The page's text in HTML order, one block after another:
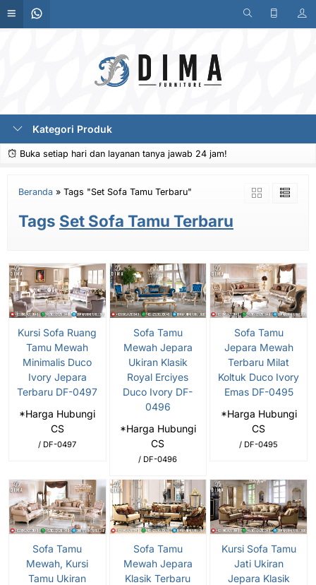
Kategori Produk
Buka setiap hari dan layanan tanya jawab 24 jam!
Beranda » Tags "Set Sofa Tamu Terbaru"
Tags Set Sofa Tamu Terbaru
Kursi Sofa Ruang
Tamu Mewah
Minimalis Duco
Ivory Jepara
Terbaru DF-0497
*Harga Hubungi
CS
/ DF-0497
Sofa Tamu
Mewah Jepara
Ukiran Klasik
Royal Erciyes
Duco Ivory DF-
0496
*Harga Hubungi
CS
/ DF-0496
Sofa Tamu
Jepara Mewah
Terbaru Milat
Koltuk Duco Ivory
Emas DF-0495
*Harga Hubungi
CS
/ DF-0495
Sofa Tamu
Mewah, Kursi
Tamu Ukiran
Sofa Tamu
Mewah Jepara
Klasik Terbaru
Kursi Sofa Tamu
Jati Ukiran
Jepara Klasik